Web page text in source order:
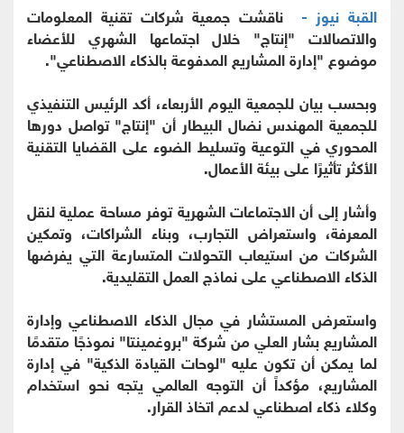
القبة نيوز - ناقشت جمعية شركات تقنية المعلومات
والاتصالات "إنتاج" خلال اجتماعها الشهري للأعضاء
موضوع "إدارة المشاريع المدفوعة بالذكاء الاصطناعي".
وبحسب بيان للجمعية اليوم الأربعاء، أكد الرئيس التنفيذي
للجمعية المهندس نضال البيطار أن "إنتاج" تواصل دورها
المحوري في التوعية وتسليط الضوء على القضايا التقنية
الأكثر تأثيرًا على بيئة الأعمال.
وأشار إلى أن الاجتماعات الشهرية توفر مساحة عملية لنقل
المعرفة، واستعراض التجارب، وبناء الشراكات، وتمكين
الشركات من استيعاب التحولات المتسارعة التي يفرضها
الذكاء الاصطناعي على نماذج العمل التقليدية.
واستعرض المستشار في مجال الذكاء الاصطناعي وإدارة
المشاريع بشار العلي من شركة "بروغمينتا" نموذجًا متقدمًا
لما يمكن أن تكون عليه "لوحات القيادة الذكية" في إدارة
المشاريع، مؤكداً أن التوجه العالمي يتجه نحو استخدام
وكلاء ذكاء اصطناعي لدعم اتخاذ القرار.